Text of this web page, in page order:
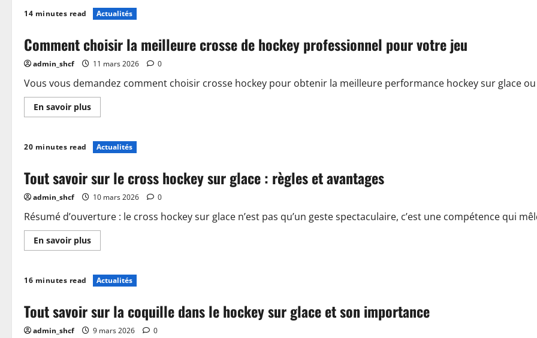
Quel
est
le
de
l’équipement
hockey
glace
en
2025
?
14 minutes read Actualités
Comment choisir la meilleure crosse de hockey professionnel pour votre jeu
admin_shcf 11 mars 2026 0
Vous vous demandez comment choisir crosse hockey pour obtenir la meilleure performance hockey sur glace ou
En savoir plusEn
savoir
Comment
choisir
la
crosse
de
professionnel
votre
jeu
20 minutes read Actualités
Tout savoir sur le cross hockey sur glace : règles et avantages
admin_shcf 10 mars 2026 0
Résumé d’ouverture : le cross hockey sur glace n’est pas qu’un geste spectaculaire, c’est une compétence qui
En savoir plusEn
savoir
Tout
savoir
sur
cross
hockey
glace
16 minutes read Actualités
Tout savoir sur la coquille dans le hockey sur glace et son importance
admin_shcf 9 mars 2026 0